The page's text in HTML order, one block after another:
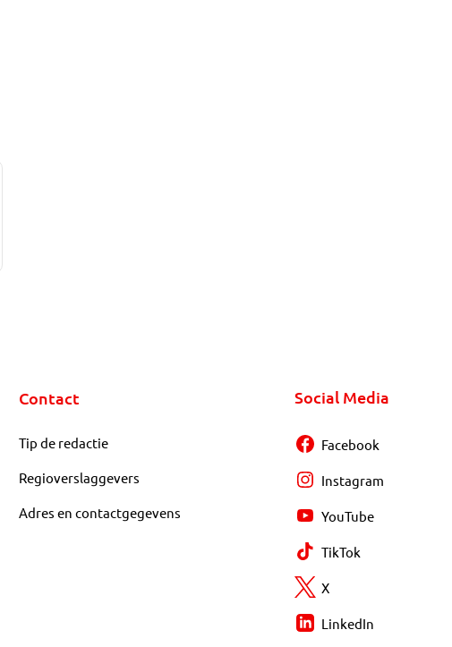
Contact
Tip de redactie
Regioverslaggevers
Adres en contactgegevens
Social Media
Facebook
Instagram
YouTube
TikTok
X
LinkedIn